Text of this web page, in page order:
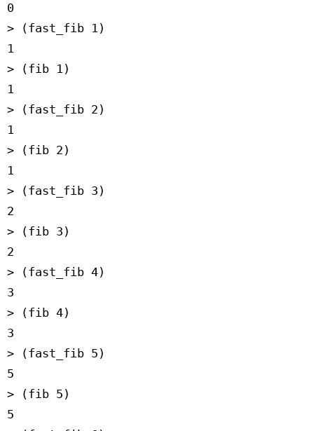
0
> (fast_fib 1)
1
> (fib 1)
1
> (fast_fib 2)
1
> (fib 2)
1
> (fast_fib 3)
2
> (fib 3)
2
> (fast_fib 4)
3
> (fib 4)
3
> (fast_fib 5)
5
> (fib 5)
5